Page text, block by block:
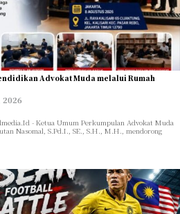
Advokat Muda melalui Rumah
- Ketua Umum Perkumpulan Advokat Muda
Nasomal, S.Pd.I., SE., S.H., M.H., mendorong